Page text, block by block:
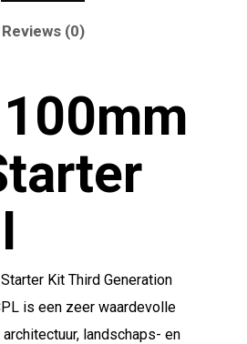
Reviews (0)
Kit Third Generation
is een zeer waardevolle
landschaps- en